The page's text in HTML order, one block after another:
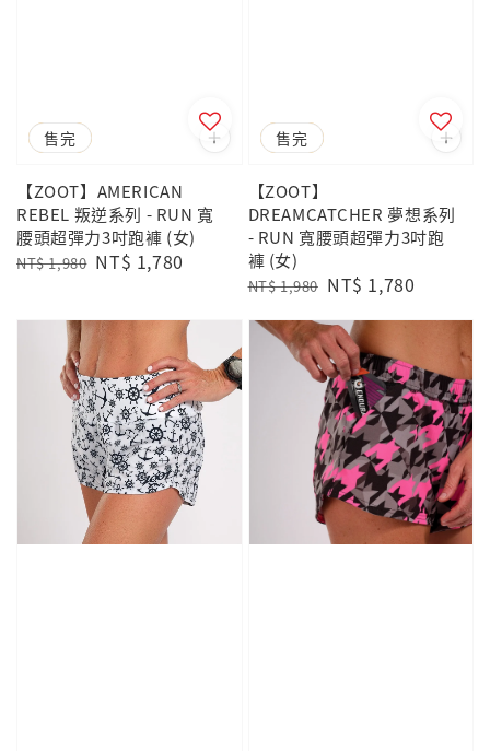
優惠
售完
【ZOOT】AMERICAN
REBEL 叛逆系列 - RUN 寬
腰頭超彈力3吋跑褲 (女)
Regular
NT$ 1,980 Sale
NT$ 1,780
優惠
售完
【ZOOT】
DREAMCATCHER 夢想系列
- RUN 寬腰頭超彈力3吋跑
褲 (女)
Regular
NT$ 1,980 Sale
NT$ 1,780